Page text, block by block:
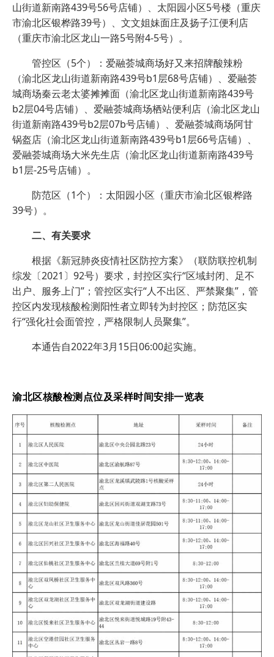
山街道新南路439号56号店铺）、太阳园小区5号楼（重庆
市渝北区银桦路39号）、文文姐妹面庄及扬子江便利店
（重庆市渝北区龙山一路5号附4-5号）。
管控区（5个）：爱融荟城商场好又来招牌酸辣粉
（渝北区龙山街道新南路439号b1层68号店铺）、爱融荟
城商场秦云老太婆摊摊面（渝北区龙山街道新南路439号
b2层04号店铺）、爱融荟城商场栖站便利店（渝北区龙山
街道新南路439号b2层07b号店铺）、爱融荟城商场阿甘
锅盔店（渝北区龙山街道新南路439号b1层66号店铺）、
爱融荟城商场大米先生店（渝北区龙山街道新南路439号
b1层-25号店铺）。
防范区（1个）：太阳园小区（重庆市渝北区银桦路
39号）。
二、有关要求
根据《新冠肺炎疫情社区防控方案》（联防联控机制
综发〔2021〕92号）要求，封控区实行“区域封闭、足不
出户、服务上门”；管控区实行“人不出区、严禁聚集”，管
控区内发现核酸检测阳性者立即转为封控区；防范区实
行“强化社会面管控，严格限制人员聚集”。
本通告自2022年3月15日06:00起实施。
渝北区核酸检测点位及采样时间安排一览表